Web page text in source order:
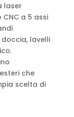
laser
a 5 assi
lavelli
che
scelta di